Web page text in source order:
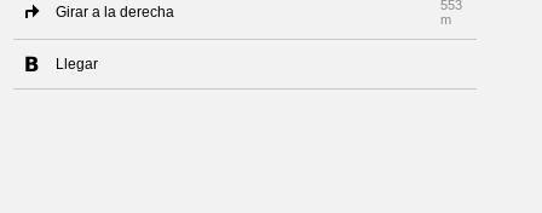
Girar a la derecha
553
m
Llegar